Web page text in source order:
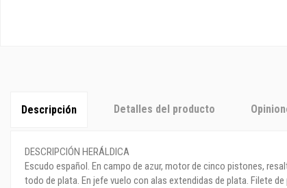
Descripción Detalles del producto
DESCRIPCIÓN HERÁLDICA
Escudo español. En campo de azur, motor de cinco pistones,
todo de plata. En jefe vuelo con alas extendidas de plata. Filete